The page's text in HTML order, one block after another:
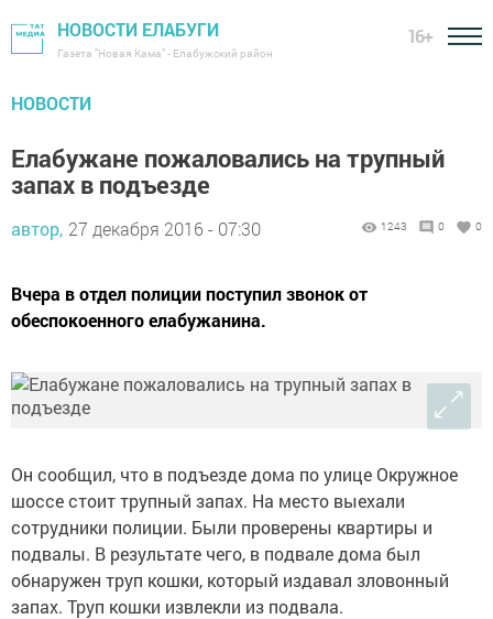
НОВОСТИ ЕЛАБУГИ
Газета "Новая Кама" - Елабужский район
16+
НОВОСТИ
Елабужане пожаловались на трупный
запах в подъезде
автор, 27 декабря 2016 - 07:30 1243 0 0
Вчера в отдел полиции поступил звонок от
обеспокоенного елабужанина.
Он сообщил, что в подъезде дома по улице Окружное
шоссе стоит трупный запах. На место выехали
сотрудники полиции. Были проверены квартиры и
подвалы. В результате чего, в подвале дома был
обнаружен труп кошки, который издавал зловонный
запах. Труп кошки извлекли из подвала.